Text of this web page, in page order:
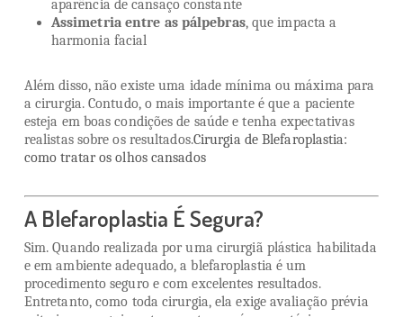
aparência de cansaço constante
Assimetria entre as pálpebras, que impacta a
harmonia facial
Além disso, não existe uma idade mínima ou máxima para
a cirurgia. Contudo, o mais importante é que a paciente
esteja em boas condições de saúde e tenha expectativas
realistas sobre os resultados.Cirurgia de Blefaroplastia:
como tratar os olhos cansados
A Blefaroplastia É Segura?
Sim. Quando realizada por uma cirurgiã plástica habilitada
e em ambiente adequado, a blefaroplastia é um
procedimento seguro e com excelentes resultados.
Entretanto, como toda cirurgia, ela exige avaliação prévia